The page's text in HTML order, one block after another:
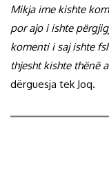
Mikja ime kishte
por ajo i ishte
komenti i saj ishte
thjesht kishte thënë
dërguesja tek Joq.